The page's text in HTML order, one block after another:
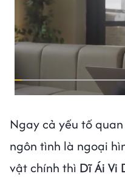
Ngay cả yếu tố
ngôn tình là ngoại
vật chính thì Dĩ Ái Vi